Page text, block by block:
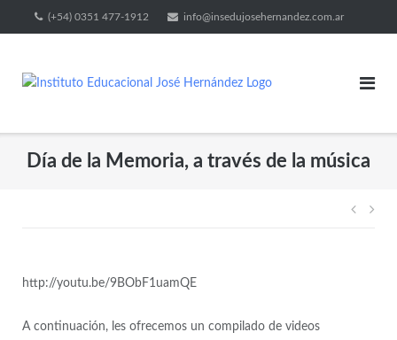
(+54) 0351 477-1912 info@insedujosehernandez.com.ar
Día de la Memoria, a través de la música
http://youtu.be/9BObF1uamQE
A continuación, les ofrecemos un compilado de videos